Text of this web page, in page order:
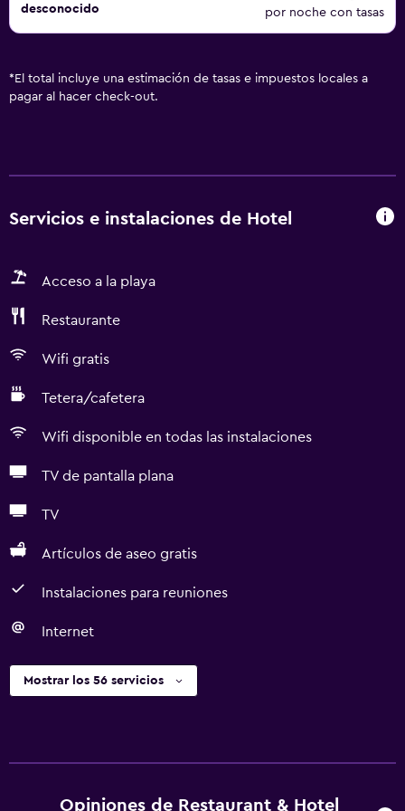
desconocido
por noche con tasas
* El total incluye una estimación de tasas e impuestos locales a
pagar al hacer check-out.
Servicios e instalaciones de Hotel
Acceso a la playa
Restaurante
Wifi gratis
Tetera/cafetera
Wifi disponible en todas las instalaciones
TV de pantalla plana
TV
Artículos de aseo gratis
Instalaciones para reuniones
Internet
Mostrar los 56 servicios
Opiniones de Restaurant & Hotel